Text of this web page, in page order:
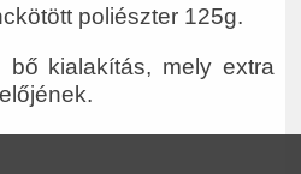
poliészter 125g.
bő kialakítás, mely extra